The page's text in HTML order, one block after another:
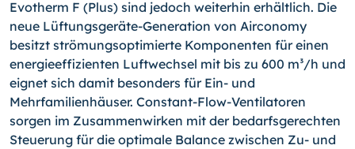
Evotherm F (Plus) sind jedoch weiterhin erhältlich. Die
neue Lüftungsgeräte-Generation von Airconomy
besitzt strömungsoptimierte Komponenten für einen
energieeffizienten Luftwechsel mit bis zu 600 m³/h und
eignet sich damit besonders für Ein- und
Mehrfamilienhäuser. Constant-Flow-Ventilatoren
sorgen im Zusammenwirken mit der bedarfsgerechten
Steuerung für die optimale Balance zwischen Zu- und